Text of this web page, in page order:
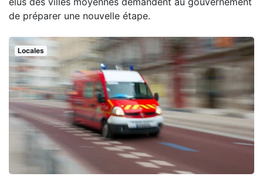
de préparer une nouvelle étape.
Locales